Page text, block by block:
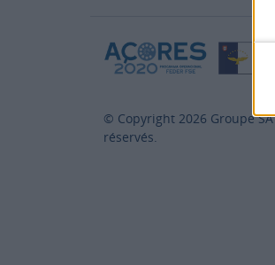
© Copyright 2026 Groupe
réservés.